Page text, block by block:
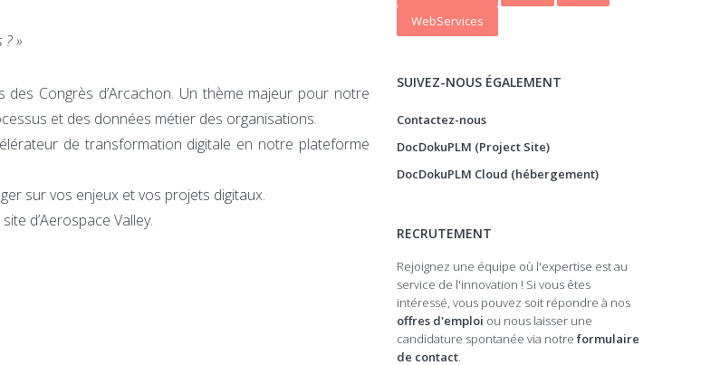
»
Congrès d’Arcachon. Un thème majeur pour notre
et des données métier des organisations.
de transformation digitale en notre plateforme
sur vos enjeux et vos projets digitaux.
d’Aerospace Valley.
WebServices
SUIVEZ-NOUS ÉGALEMENT
Contactez-nous
DocDokuPLM (Project Site)
DocDokuPLM Cloud (hébergement)
RECRUTEMENT
Rejoignez une équipe où l'expertise est au
service de l'innovation ! Si vous êtes
intéressé, vous pouvez soit répondre à nos
offres d'emploi ou nous laisser une
candidature spontanée via notre formulaire
de contact.